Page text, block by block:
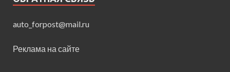
auto_forpost@mail.ru
Реклама на сайте